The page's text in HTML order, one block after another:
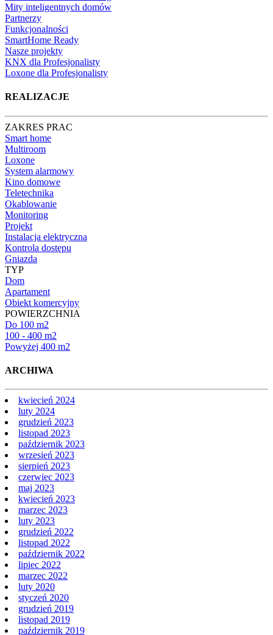
Mity inteligentnych domów
Partnerzy
Funkcjonalności
SmartHome Ready
Nasze projekty
KNX dla Profesjonalisty
Loxone dla Profesjonalisty
REALIZACJE
ZAKRES PRAC
Smart home
Multiroom
Loxone
System alarmowy
Kino domowe
Teletechnika
Okablowanie
Monitoring
Projekt
Instalacja elektryczna
Kontrola dostępu
Gniazda
TYP
Dom
Apartament
Obiekt komercyjny
POWIERZCHNIA
Do 100 m2
100 - 400 m2
Powyżej 400 m2
ARCHIWA
kwiecień 2024
luty 2024
grudzień 2023
listopad 2023
październik 2023
wrzesień 2023
sierpień 2023
czerwiec 2023
maj 2023
kwiecień 2023
marzec 2023
luty 2023
grudzień 2022
listopad 2022
październik 2022
lipiec 2022
marzec 2022
luty 2020
styczeń 2020
grudzień 2019
listopad 2019
październik 2019